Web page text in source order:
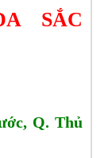
SẮC
Q. Thủ